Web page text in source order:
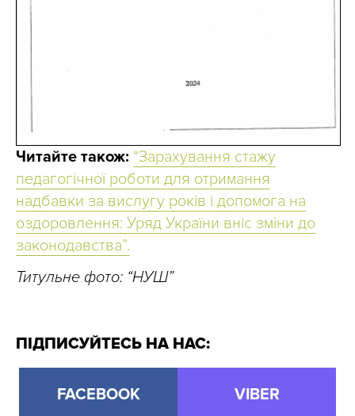
Читайте також: “Зарахування стажу
педагогічної роботи для отримання
надбавки за вислугу років і допомога на
оздоровлення: Уряд України вніс зміни до
законодавства”.
Титульне фото: “НУШ”
ПІДПИСУЙТЕСЬ НА НАС:
FACEBOOK VIBER